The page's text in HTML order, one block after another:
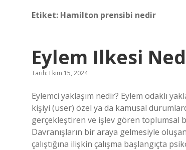
Etiket: Hamilton prensibi nedir
Eylem Ilkesi
Tarih: Ekim 15, 2024
Eylemci yaklaşım nedir? Eylem odaklı
kişiyi (user) özel ya da kamusal
gerçekleştiren ve işlev gören toplumsal
Davranışların bir araya gelmesiyle
çalıştığına ilişkin çalışma başlangıçta